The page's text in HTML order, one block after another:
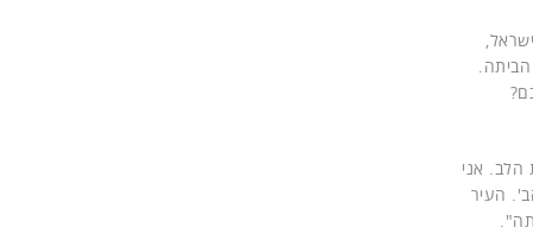
הביתה.
הלב. אני
העיר